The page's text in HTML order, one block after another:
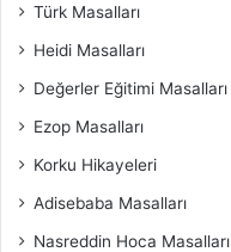
Türk Masalları
Heidi Masalları
Değerler Eğitimi Masalları
Ezop Masalları
Korku Hikayeleri
Adisebaba Masalları
Nasreddin Hoca Masalları